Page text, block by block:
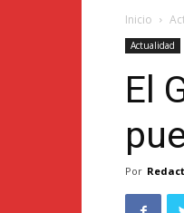
Inicio
Actualidad
El
Por